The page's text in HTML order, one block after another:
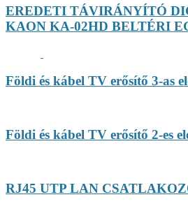
EREDETI TÁVIRÁNYÍTÓ
KAON KA-02HD BELTÉRI
Földi és kábel TV erősítő 3-as
Földi és kábel TV erősítő 2-es
RJ45 UTP LAN